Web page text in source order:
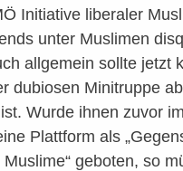
Initiative liberaler
unter Muslimen
allgemein sollte jetzt
dubiosen Minitruppe
ist. Wurde ihnen zuvor
Plattform als
Muslime“ geboten, so